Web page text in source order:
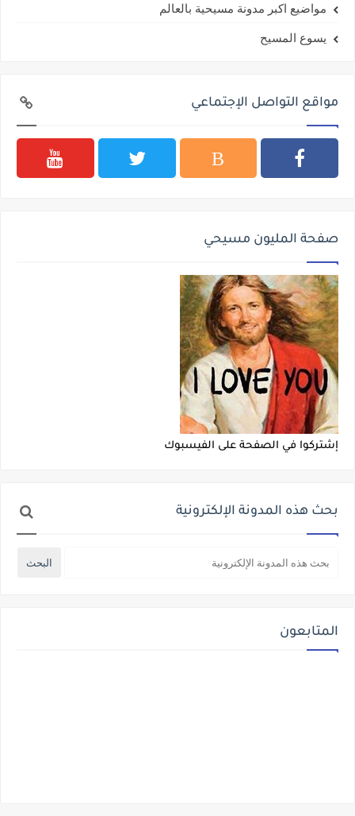
مواضيع اكبر مدونة مسيحية بالعالم
يسوع المسيح
مواقع التواصل الإجتماعي
صفحة المليون مسيحي
إشتركوا في الصفحة على الفيسبوك
بحث هذه المدونة الإلكترونية
المتابعون